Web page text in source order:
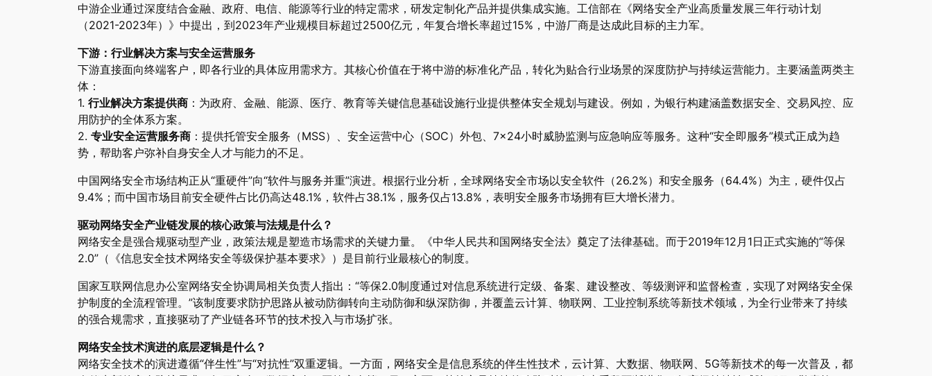
中游企业通过深度结合金融、政府、电信、能源等行业的特定需求，研发定制化产品并提供集成实施。工信部在《网络安全产业高质量发展三年行动计划
（2021-2023年）》中提出，到2023年产业规模目标超过2500亿元，年复合增长率超过15%，中游厂商是达成此目标的主力军。
下游：行业解决方案与安全运营服务
下游直接面向终端客户，即各行业的具体应用需求方。其核心价值在于将中游的标准化产品，转化为贴合行业场景的深度防护与持续运营能力。主要涵盖两类主
体：
1. 行业解决方案提供商 ：为政府、金融、能源、医疗、教育等关键信息基础设施行业提供整体安全规划与建设。例如，为银行构建涵盖数据安全、交易风控、应
用防护的全体系方案。
2. 专业安全运营服务商 ：提供托管安全服务（MSS）、安全运营中心（SOC）外包、7×24小时威胁监测与应急响应等服务。这种“安全即服务”模式正成为趋
势，帮助客户弥补自身安全人才与能力的不足。
中国网络安全市场结构正从“重硬件”向“软件与服务并重”演进。根据行业分析，全球网络安全市场以安全软件（26.2%）和安全服务（64.4%）为主，硬件仅占
9.4%；而中国市场目前安全硬件占比仍高达48.1%，软件占38.1%，服务仅占13.8%，表明安全服务市场拥有巨大增长潜力。
驱动网络安全产业链发展的核心政策与法规是什么？
网络安全是强合规驱动型产业，政策法规是塑造市场需求的关键力量。《中华人民共和国网络安全法》奠定了法律基础。而于2019年12月1日正式实施的“等保
2.0”（《信息安全技术网络安全等级保护基本要求》）是目前行业最核心的制度。
国家互联网信息办公室网络安全协调局相关负责人指出：“等保2.0制度通过对信息系统进行定级、备案、建设整改、等级测评和监督检查，实现了对网络安全保
护制度的全流程管理。”该制度要求防护思路从被动防御转向主动防御和纵深防御，并覆盖云计算、物联网、工业控制系统等新技术领域，为全行业带来了持续
的强合规需求，直接驱动了产业链各环节的技术投入与市场扩张。
网络安全技术演进的底层逻辑是什么？
网络安全技术的演进遵循“伴生性”与“对抗性”双重逻辑。一方面，网络安全是信息系统的伴生性技术，云计算、大数据、物联网、5G等新技术的每一次普及，都